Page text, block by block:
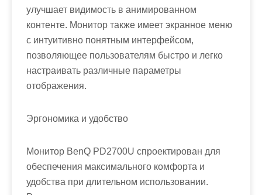
улучшает видимость в анимированном
контенте. Монитор также имеет экранное меню
с интуитивно понятным интерфейсом,
позволяющее пользователям быстро и легко
настраивать различные параметры
отображения.
Эргономика и удобство
Монитор BenQ PD2700U спроектирован для
обеспечения максимального комфорта и
удобства при длительном использовании.